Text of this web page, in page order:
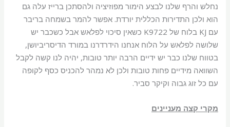
נחלש והרף שלנו לבצע הימור מפוזיציה ולהסתכן ברייז עלה גם
הוא ולכן התדירות הכללית יורדת. אפשר להמר בשמחה בריבר
עם KJ בלוח של K9722 כשאין סיכוי לפלאש אבל כשכבר יש
שלושה לפלאש על הלוח אנחנו הידרדרנו במורד הדיסריביושן,
בטווח שלנו כבר יש ידיים הרבה יותר טובות, יהיה לנו קשה לקבל
השוואה מידיים פחות טובות ולכן לא נמהר להכניס כסף לקופה
עם כל זוג גבוה וקיקר סביר.
מקרי קצה מעניינים